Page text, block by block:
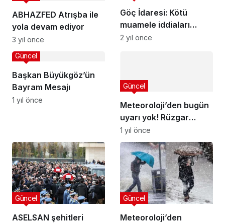
ABHAZFED Atrışba ile
yola devam ediyor
3 yıl önce
Göç İdaresi: Kötü
muamele iddiaları
doğru değil
2 yıl önce
Başkan Büyükgöz’ün
Bayram Mesajı
Güncel
1 yıl önce
Meteoroloji’den bugün
uyarı yok! Rüzgar
hafif…
Güncel
1 yıl önce
ASELSAN şehitleri
Güncel
Meteoroloji’den
Güncel